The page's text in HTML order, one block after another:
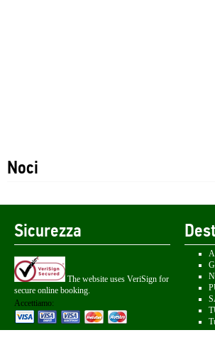
Noci
Sicurezza
The website uses VeriSign for
secure online booking.
Accettiamo: